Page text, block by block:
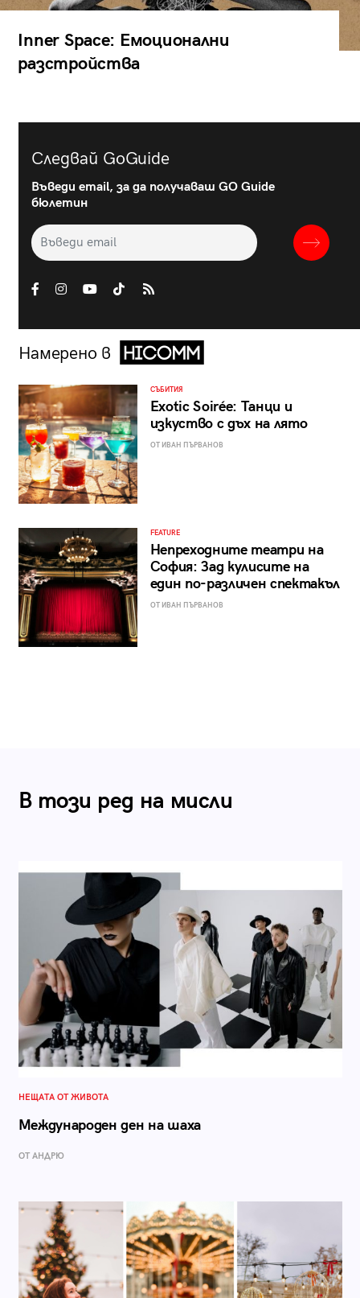
Inner Space: Емоционални
разстройства
Следвай GoGuide
Въведи email, за да получаваш GO Guide
бюлетин
Намерено в
СЪБИТИЯ
Exotic Soirée: Танци и
изкуство с дъх на лято
ОТ ИВАН ПЪРВАНОВ
FEATURE
Непреходните театри на
София: Зад кулисите на
един по-различен спектакъл
ОТ ИВАН ПЪРВАНОВ
В този ред на мисли
НЕЩАТА ОТ ЖИВОТА
Международен ден на шаха
ОТ АНДРЮ